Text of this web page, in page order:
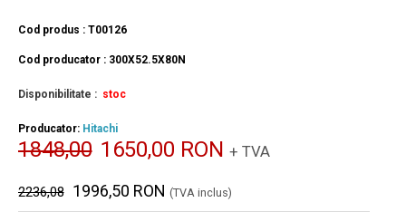
Cod produs : T00126
Cod producator : 300X52.5X80N
Disponibilitate : stoc
Producator: Hitachi
1848,00 1650,00 RON + TVA
2236,08 1996,50 RON (TVA inclus)